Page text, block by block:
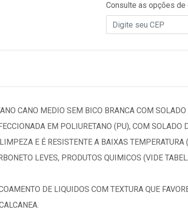
Consulte as opções de
CANO MEDIO SEM BICO BRANCA COM
EM POLIURETANO (PU), COM SOLADO
E É RESISTENTE A BAIXAS
LEVES, PRODUTOS QUIMICOS (VIDE
DE LIQUIDOS COM TEXTURA QUE